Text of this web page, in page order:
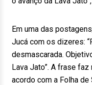
Em uma das
Jucá com os dizeres:
desmascarada.
Lava Jato”. A frase
acordo com a Folha